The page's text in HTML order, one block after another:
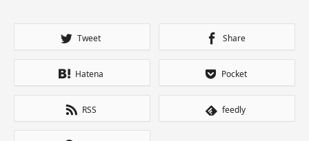
Tweet Share
Hatena Pocket
RSS feedly